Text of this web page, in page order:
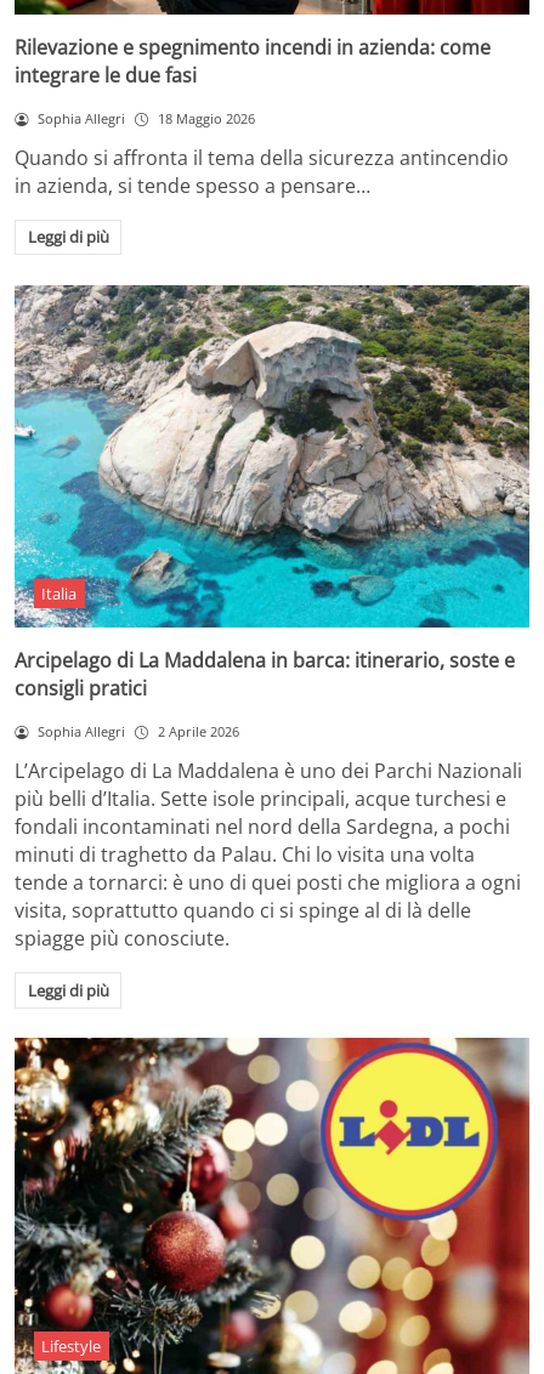
Rilevazione e spegnimento incendi in azienda: come
integrare le due fasi
Sophia Allegri 18 Maggio 2026
Quando si affronta il tema della sicurezza antincendio
in azienda, si tende spesso a pensare…
Leggi di più
Italia
Arcipelago di La Maddalena in barca: itinerario, soste e
consigli pratici
Sophia Allegri 2 Aprile 2026
L’Arcipelago di La Maddalena è uno dei Parchi Nazionali
più belli d’Italia. Sette isole principali, acque turchesi e
fondali incontaminati nel nord della Sardegna, a pochi
minuti di traghetto da Palau. Chi lo visita una volta
tende a tornarci: è uno di quei posti che migliora a ogni
visita, soprattutto quando ci si spinge al di là delle
spiagge più conosciute.
Leggi di più
Lifestyle